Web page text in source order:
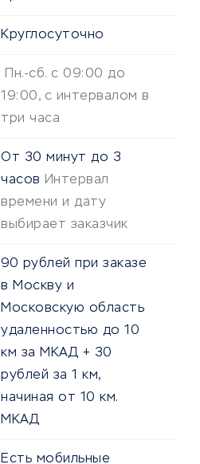
Круглосуточно
Пн.-cб. с 09:00 до
19:00, с интервалом в
три часа
От 30 минут до 3
часов Интервал
времени и дату
выбирает заказчик
90 рублей при заказе
в Москву и
Московскую область
удаленностью до 10
км за МКАД + 30
рублей за 1 км,
начиная от 10 км.
МКАД
Есть мобильные